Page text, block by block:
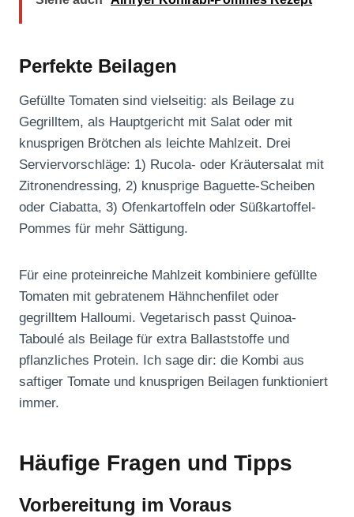
Perfekte Beilagen
Gefüllte Tomaten sind vielseitig: als Beilage zu
Gegrilltem, als Hauptgericht mit Salat oder mit
knusprigen Brötchen als leichte Mahlzeit. Drei
Serviervorschläge: 1) Rucola- oder Kräutersalat mit
Zitronendressing, 2) knusprige Baguette-Scheiben
oder Ciabatta, 3) Ofenkartoffeln oder Süßkartoffel-
Pommes für mehr Sättigung.
Für eine proteinreiche Mahlzeit kombiniere gefüllte
Tomaten mit gebratenem Hähnchenfilet oder
gegrilltem Halloumi. Vegetarisch passt Quinoa-
Taboulé als Beilage für extra Ballaststoffe und
pflanzliches Protein. Ich sage dir: die Kombi aus
saftiger Tomate und knusprigen Beilagen funktioniert
immer.
Häufige Fragen und Tipps
Vorbereitung im Voraus